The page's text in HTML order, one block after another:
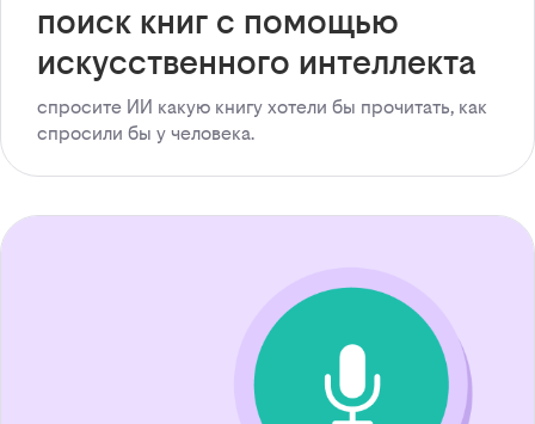
поиск книг с помощью
искусственного интеллекта
спросите ИИ какую книгу хотели бы прочитать, как
спросили бы у человека.